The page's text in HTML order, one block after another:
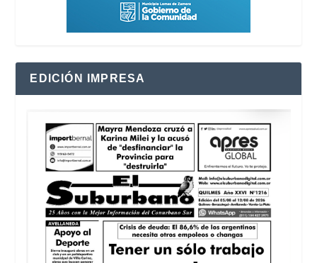
EDICIÓN IMPRESA